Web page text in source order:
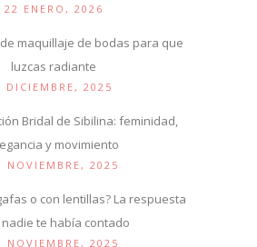
22 ENERO, 2026
maquillaje de bodas para que
luzcas radiante
DICIEMBRE, 2025
Bridal de Sibilina: feminidad,
y movimiento
NOVIEMBRE, 2025
o con lentillas? La respuesta
te había contado
NOVIEMBRE, 2025